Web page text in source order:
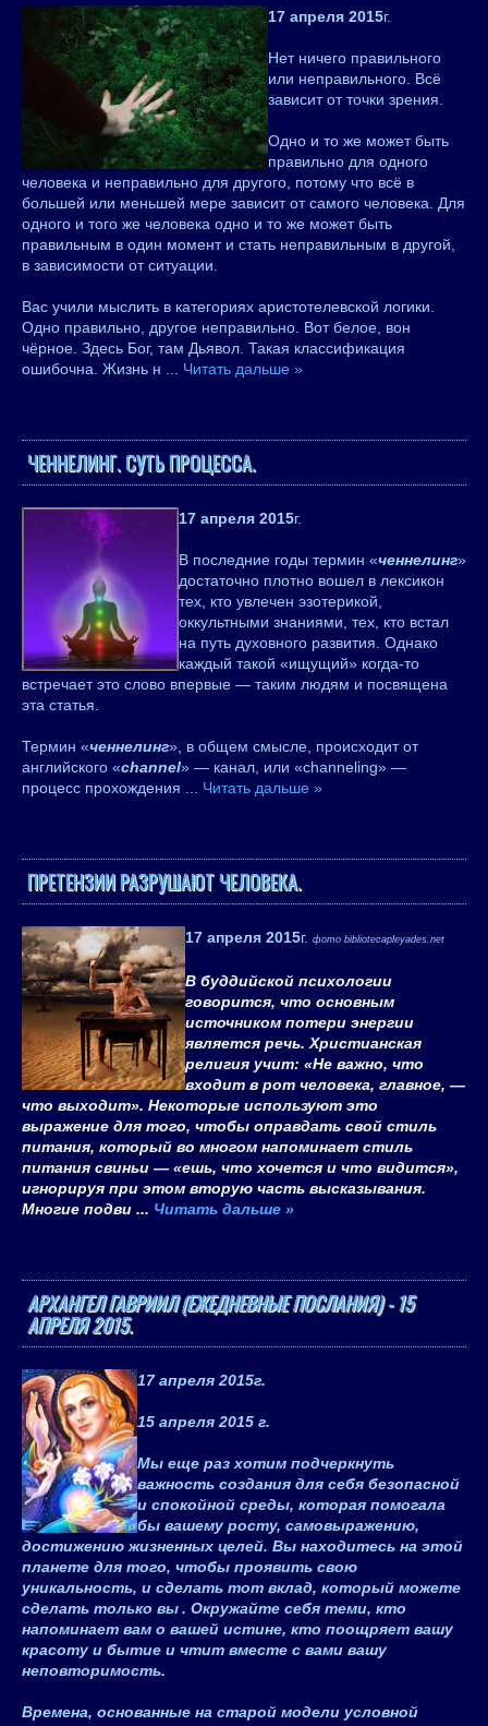
17 апреля 2015г.
Нет ничего правильного
или неправильного. Всё
зависит от точки зрения.
Одно и то же может быть
правильно для одного
человека и неправильно для другого, потому что всё в
большей или меньшей мере зависит от самого человека. Для
одного и того же человека одно и то же может быть
правильным в один момент и стать неправильным в другой,
в зависимости от ситуации.
Вас учили мыслить в категориях аристотелевской логики.
Одно правильно, другое неправильно. Вот белое, вон
чёрное. Здесь Бог, там Дьявол. Такая классификация
ошибочна. Жизнь н
Читать дальше »
ЧЕННЕЛИНГ. СУТЬ ПРОЦЕССА.
17 апреля 2015г.
В последние годы термин «ченнелинг»
достаточно плотно вошел в лексикон
тех, кто увлечен эзотерикой,
оккультными знаниями, тех, кто встал
на путь духовного развития. Однако
каждый такой «ищущий» когда-то
встречает это слово впервые — таким людям и посвящена
эта статья.
Термин «ченнелинг», в общем смысле, происходит от
английского «channel» — канал, или «channeling» —
процесс прохождения
Читать дальше »
ПРЕТЕНЗИИ РАЗРУШАЮТ ЧЕЛОВЕКА.
17 апреля 2015г. фото bibliotecapleyades.net
В буддийской психологии
говорится, что основным
источником потери энергии
является речь. Христианская
религия учит: «Не важно, что
входит в рот человека, главное, —
что выходит». Некоторые используют это
выражение для того, чтобы оправдать свой стиль
питания, который во многом напоминает стиль
питания свиньи — «ешь, что хочется и что видится»,
игнорируя при этом вторую часть высказывания.
Многие подви ... Читать дальше »
АРХАНГЕЛ ГАВРИИЛ (ЕЖЕДНЕВНЫЕ ПОСЛАНИЯ) - 15
АПРЕЛЯ 2015.
17 апреля 2015г.
15 апреля 2015 г.
Мы еще раз хотим подчеркнуть
важность создания для себя безопасной
и спокойной среды, которая помогала
бы вашему росту, самовыражению,
достижению жизненных целей. Вы находитесь на этой
планете для того, чтобы проявить свою
уникальность, и сделать тот вклад, который можете
сделать только вы. Окружайте себя теми, кто
напоминает вам о вашей истине, кто поощряет вашу
красоту и бытие и чтит вместе с вами вашу
неповторимость.
Времена, основанные на старой модели условной